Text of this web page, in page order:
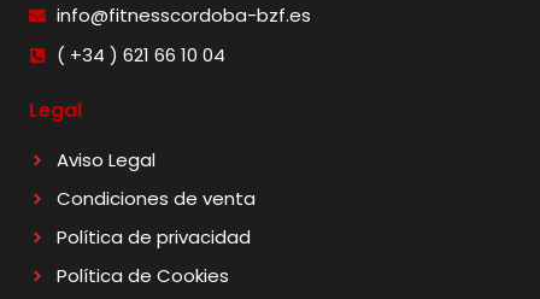
info@fitnesscordoba-bzf.es
( +34 ) 621 66 10 04
Legal
Aviso Legal
Condiciones de venta
Política de privacidad
Política de Cookies